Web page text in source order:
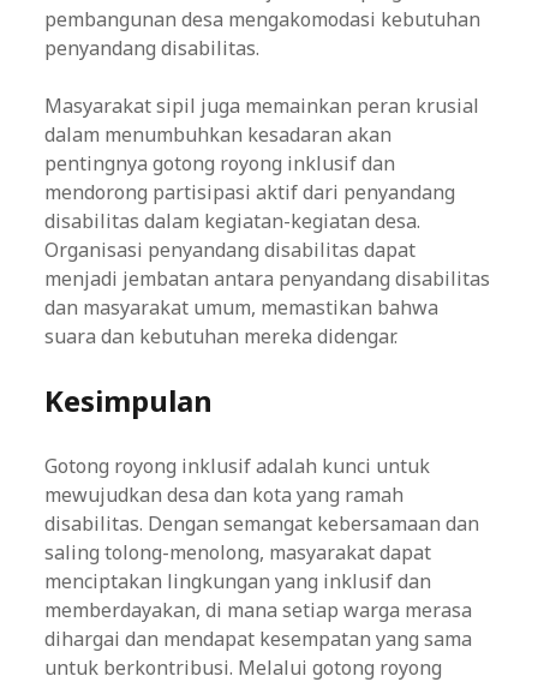
pembangunan desa mengakomodasi kebutuhan
penyandang disabilitas.
Masyarakat sipil juga memainkan peran krusial
dalam menumbuhkan kesadaran akan
pentingnya gotong royong inklusif dan
mendorong partisipasi aktif dari penyandang
disabilitas dalam kegiatan-kegiatan desa.
Organisasi penyandang disabilitas dapat
menjadi jembatan antara penyandang disabilitas
dan masyarakat umum, memastikan bahwa
suara dan kebutuhan mereka didengar.
Kesimpulan
Gotong royong inklusif adalah kunci untuk
mewujudkan desa dan kota yang ramah
disabilitas. Dengan semangat kebersamaan dan
saling tolong-menolong, masyarakat dapat
menciptakan lingkungan yang inklusif dan
memberdayakan, di mana setiap warga merasa
dihargai dan mendapat kesempatan yang sama
untuk berkontribusi. Melalui gotong royong